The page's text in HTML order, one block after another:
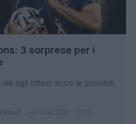
3 sorprese per i
agli ottavi: ecco le possibili